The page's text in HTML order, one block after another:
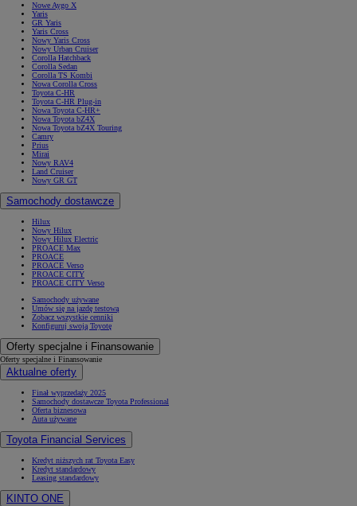
Nowe Aygo X
Yaris
GR Yaris
Yaris Cross
Nowy Yaris Cross
Nowy Urban Cruiser
Corolla Hatchback
Corolla Sedan
Corolla TS Kombi
Nowa Corolla Cross
Toyota C-HR
Toyota C-HR Plug-in
Nowa Toyota C-HR+
Nowa Toyota bZ4X
Nowa Toyota bZ4X Touring
Camry
Prius
Mirai
Nowy RAV4
Land Cruiser
Nowy GR GT
Samochody dostawcze
Hilux
Nowy Hilux
Nowy Hilux Electric
PROACE Max
PROACE
PROACE Verso
PROACE CITY
PROACE CITY Verso
Samochody używane
Umów się na jazdę testową
Zobacz wszystkie cenniki
Konfiguruj swoją Toyotę
Oferty specjalne i Finansowanie
Oferty specjalne i Finansowanie
Aktualne oferty
Finał wyprzedaży 2025
Samochody dostawcze Toyota Professional
Oferta biznesowa
Auta używane
Toyota Financial Services
Kredyt niższych rat Toyota Easy
Kredyt standardowy
Leasing standardowy
KINTO ONE